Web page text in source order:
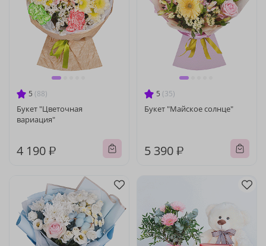
5 (88)
Букет "Цветочная
вариация"
4 190 ₽
5 (35)
Букет "Майское солнце"
5 390 ₽